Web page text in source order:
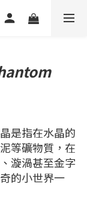
是指在水晶的
等礦物質，在
漩渦甚至金字
的小世界一